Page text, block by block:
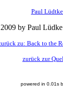
Paul
by Paul
zu: Back to the
zurück zur
powered in 0.01s